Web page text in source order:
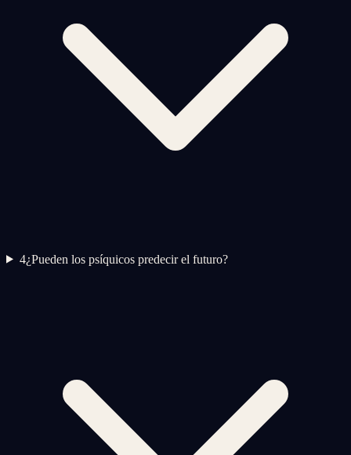
4¿Pueden los psíquicos predecir el futuro?